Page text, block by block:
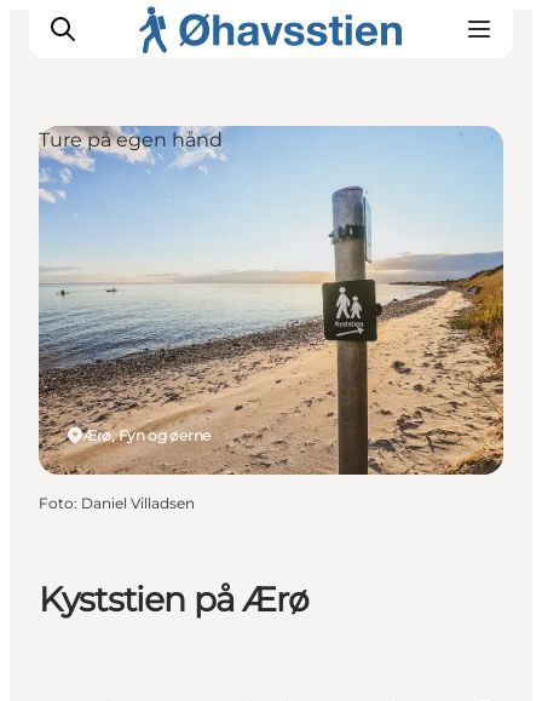
Inspiration
Planlægning
Kyststien på Ærø
Ærø, Fyn og øerne
Ture på egen hånd
Foto: Daniel Villadsen